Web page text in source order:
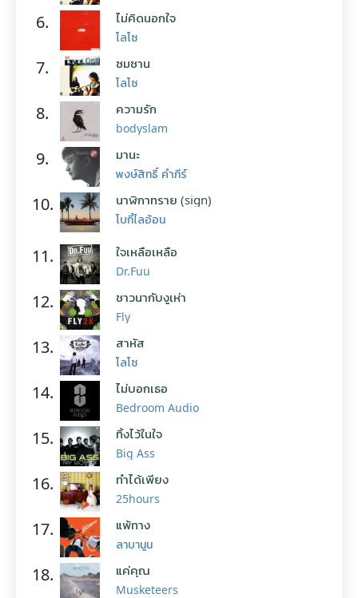
6. ไม่คิดนอกใจ
โลโซ
7. ซมซาน
โลโซ
8. ความรัก
bodyslam
9. มานะ
พงษ์สิทธิ์ คำภีร์
10. นาฬิกาทราย (sign)
โบกี้ไลอ้อน
11. ใจเหลือเหลือ
Dr.Fuu
12. ชาวนากับงูเห่า
Fly
13. สาหัส
โลโซ
14. ไม่บอกเธอ
Bedroom Audio
15. ทิ้งไว้ในใจ
Big Ass
16. ทำได้เพียง
25hours
17. แพ้ทาง
ลาบานูน
18. แค่คุณ
Musketeers